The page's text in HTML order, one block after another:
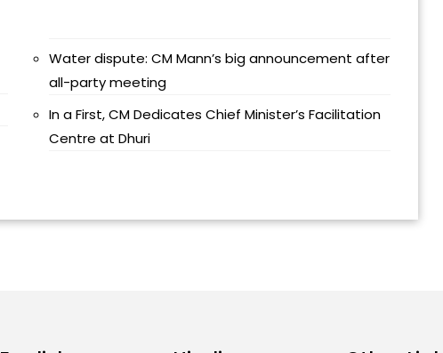
Water dispute: CM Mann’s big announcement after
all-party meeting
In a First, CM Dedicates Chief Minister’s Facilitation
Centre at Dhuri